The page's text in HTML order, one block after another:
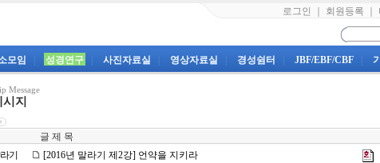
로그인 회원등록
모임 성경연구 사진자료실 영상자료실 경성쉼터 JBF/EBF/CBF
Message
지
글 제 목
기 [2016년 말라기 제2강] 언약을 지키라